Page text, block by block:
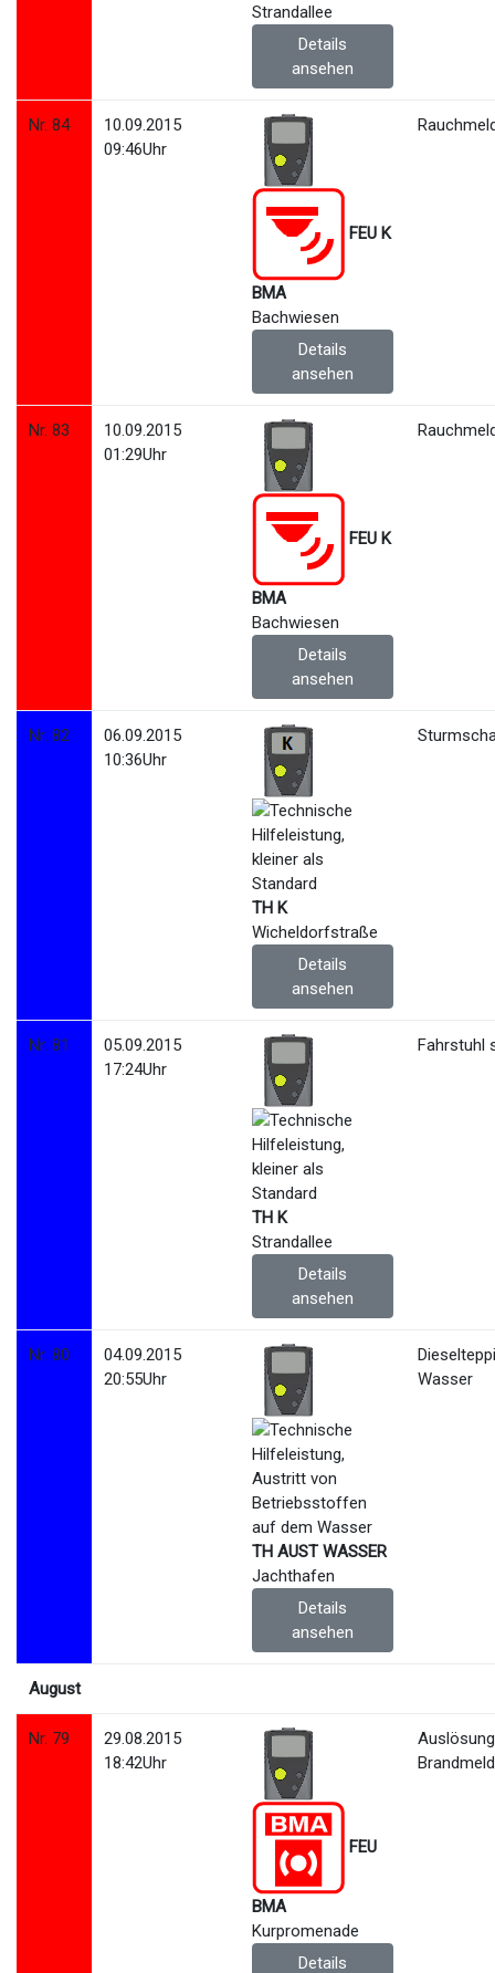
Strandallee
Details
ansehen
Nr. 84
10.09.2015
09:46Uhr
FEU K
BMA
Bachwiesen
Details
ansehen
Nr. 83
10.09.2015
01:29Uhr
FEU K
BMA
Bachwiesen
Details
ansehen
Nr. 82
06.09.2015
10:36Uhr
TH K
Wicheldorfstraße
Details
ansehen
Nr. 81
05.09.2015
17:24Uhr
TH K
Strandallee
Details
ansehen
Fahrstuhl
Nr. 80
04.09.2015
20:55Uhr
TH AUST WASSER
Jachthafen
Details
ansehen
Wasser
August
Nr. 79
29.08.2015
18:42Uhr
FEU
BMA
Kurpromenade
Details
Auslösung